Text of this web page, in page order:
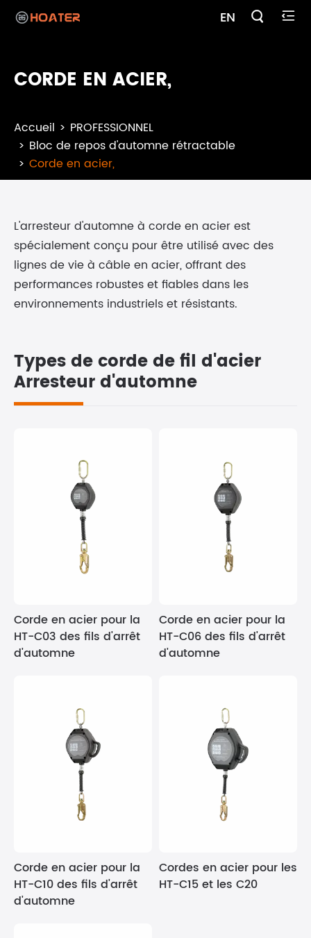
EN  
CORDE EN ACIER,
Accueil
PROFESSIONNEL
Bloc de repos d'automne rétractable
Corde en acier,
L'arresteur d'automne à corde en acier est
spécialement conçu pour être utilisé avec des
lignes de vie à câble en acier, offrant des
performances robustes et fiables dans les
environnements industriels et résistants.
Types de corde de fil d'acier
Arresteur d'automne
Corde en acier pour la
HT-C03 des fils d'arrêt
d'automne
Corde en acier pour la
HT-C06 des fils d'arrêt
d'automne
Corde en acier pour la
HT-C10 des fils d'arrêt
d'automne
Cordes en acier pour les
HT-C15 et les C20